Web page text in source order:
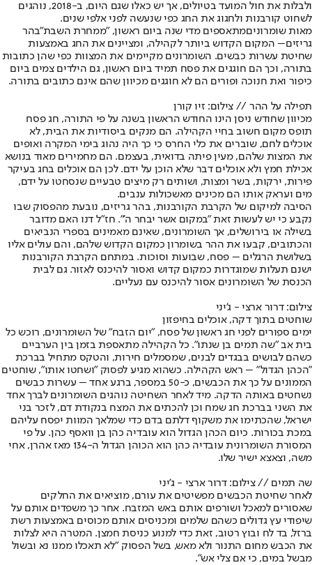
ולבלות את חול המועד בטיולים, אך יש כאלו שגם היום, ב-2018, נוהגים
לשחוט קורבנות ולחגוג את החג כפי שנעשה לפני אלפי שנים.
מאות שומרוניםמתאספים מדי שנה ביום ראשון, "ממחרת השבת"בהר
גריזים– המקום הקדוש ביותר לקהילה, ומציינים את החג באמצעות
שחיטת עשרות כבשים. השומרונים מקיימים את המצוות כפי שהן כתובות
בתורה, וכך הם חוגגים את פסח תמיד ביום ראשון, גם הילדים צמים ביום
כיפור ואת חנוכה ופורים הם לא חוגגים מכיוון שהם אינם כתובים בתורה.
תפילה על ההר // צילום: זיו קורן
מכיוון שחודש ניסן הינו החודש הראשון בשנה על פי התורה, חג פסח
תופס מקום חשוב בחיי הקהילה. הם מנקים ביסודיות את הבית, לא
אוכלים לחם, שוברים את כלי החרס כי כך היה נהוג בימי המקרה ואופים
את המצות שלהם, מעין פיתה בדואית, בעצמם. הם מחמירים מאוד בנושא
אכילת חמץ ולא אוכלים דבר שלא הוכן על ידם. לכן הם אוכלים בחג בעיקר
פירות, ירקות, בשר ומצות, ושותים רק מיצים טבעיים שנסחטו על ידם,
מים ועראק אותו הם מכינים מאשכולות ענבים.
הסיבה למיקום של הקרבת הקורבנות, בהר גריזים, נובעת מהפסוק שבו
נקבע כי יש לעשות זאת "במקום אשר יבחר ה'". חז"ל דנו האם מדובר
בשילה או בירושלים, אך השומרונים, שאינם מאמינים בספרי הנביאים
והכתובים, קבעו את ההר בשומרון כמקום הקדוש שלהם, והם עולים אליו
בשלושת הרגלים – פסח, שבועות וסוכות. במתחם הקרבת הקורבנות
ישנם תעלות שמוגדרות כמקום קדוש ואסור להיכנס לאזור. גם לבית
הכנסת של השומרונים אסור להיכנס עם נעליים.
צילום: דרור ארצי - ג'יני
שוחטים בתוך דקה, אוכלים בחיפזון
ימים ספורים לפני חג ראשון של פסח, "יום הזבח" של השומרונים, רוכש כל
בית אב "שה תמים בן שנתו". כל הקהילה מתאספת בזמן בין הערביים
כשהם לבושים בבגדים לבנים, שמסמלים חירות, והטקס מתחיל בברכת
"הכהן הגדול" – ראש הקהילה. כשהוא מגיע לפסוק "ושחטו אותו", שוחטים
הממונים על כך את הכבשים, כ-50 במספר, ברגע אחד – עשרות כבשים
נשחטים באותה הדקה. מיד לאחר השחיטה נוהגים השומרונים לברך אחד
את השני בברכת חג שמח וכן להכתים את המצח בנקודת דם, לזכר בני
ישראל, שהכתימו את משקוף דלתם בדם כדי שמלאך המוות יפסח עליהם
במכת בכורות. כיום הכהן הגדול הוא עובדיה כהן בן וואסף כהן. על פי
המסורת השומרונית עובדיה כהן הוא הכוהן הגדול ה-134 מאז אהרן, אחי
משה, וצאצא ישיר שלו.
שה תמים // צילום: דרור ארצי - ג'יני
לאחר שחיטת הכבשים מפשיטים את עורם, מוציאים את החלקים
שאסורים למאכל ושורפים אותם באש המזבח. אחר כך משפדים אותם על
שיפודי עץ גדולים כשהם שלמים ומכניסים אותם מכוסים באמצעות רשת
ברזל, בד לח ובוץ רטוב, זאת כדי למנוע כניסת חמצן. המטרה היא לצלות
את הכבש מחום התנור ולא מאש, בשל הפסוק "לא תאכלו ממנו נא ובשול
מבשל במים, כי אם צלי אש".